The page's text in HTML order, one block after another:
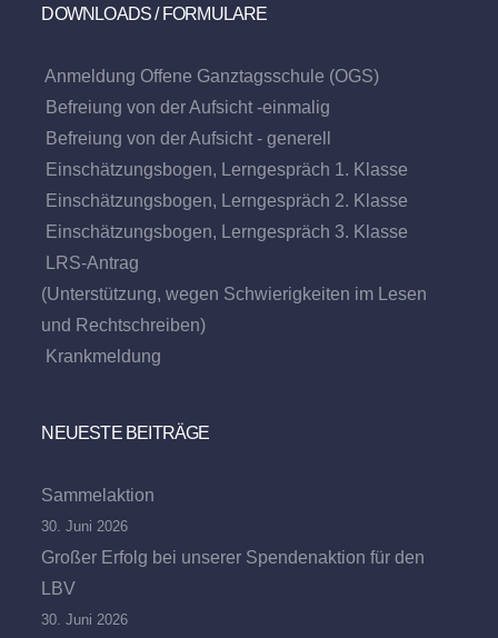
DOWNLOADS / FORMULARE
Anmeldung Offene Ganztagsschule (OGS)
Befreiung von der Aufsicht -einmalig
Befreiung von der Aufsicht - generell
Einschätzungsbogen, Lerngespräch 1. Klasse
Einschätzungsbogen, Lerngespräch 2. Klasse
Einschätzungsbogen, Lerngespräch 3. Klasse
LRS-Antrag
(Unterstützung, wegen Schwierigkeiten im Lesen
und Rechtschreiben)
Krankmeldung
NEUESTE BEITRÄGE
Sammelaktion
30. Juni 2026
Großer Erfolg bei unserer Spendenaktion für den
LBV
30. Juni 2026